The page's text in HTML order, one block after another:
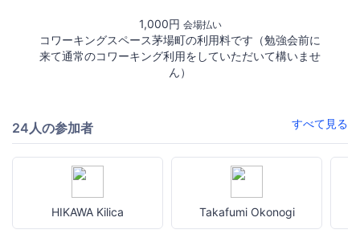
1,000円 会場払い
コワーキングスペース茅場町の利用料です（勉強会前に
来て通常のコワーキング利用をしていただいて構いませ
ん）
24人の参加者 すべて見る
HIKAWA Kilica Takafumi Okonogi